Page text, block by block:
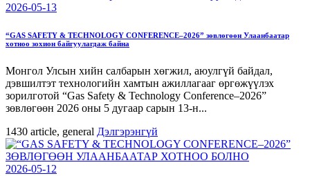
2026-05-13
“GAS SAFETY & TECHNOLOGY CONFERENCE–2026” зөвлөгөөн Улаанбаатар
хотноо зохион байгуулагдаж байна
Монгол Улсын хийн салбарын хөгжил, аюулгүй байдал,
дэвшилтэт технологийн хамтын ажиллагааг өргөжүүлэх
зорилготой “Gas Safety & Technology Conference–2026”
зөвлөгөөн 2026 оны 5 дугаар сарын 13-н...
1430 article, general Дэлгэрэнгүй
2026-05-12